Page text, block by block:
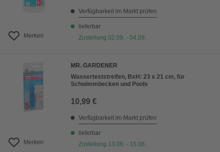
Merken
Verfügbarkeit im Markt prüfen
lieferbar
Zustellung 02.09. - 04.09.
Merken
MR. GARDENER
Wasserteststreifen, BxH: 23 x 21 cm, für
Schwimmbecken und Pools
10,99 €
Verfügbarkeit im Markt prüfen
lieferbar
Zustellung 13.08. - 15.08.